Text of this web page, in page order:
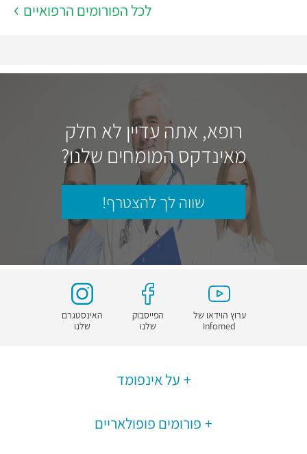
לכל הפורומים הרפואיים
רופא, אתה עדיין לא חלק
מאינדקס המומחים שלנו?
שווה לך להצטרף!
ערוץ הוידאו של
Infomed
הפייסבוק
שלנו
האינסטגרם
שלנו
על אינפומד
פורומים פופולאריים